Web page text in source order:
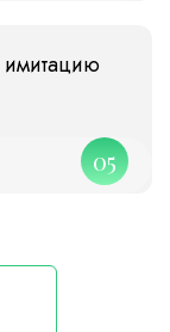
имитацию
05